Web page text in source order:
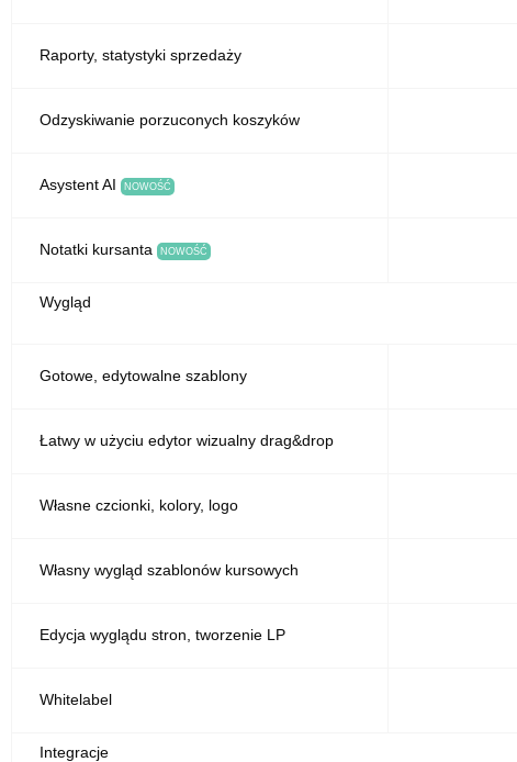
Raporty, statystyki sprzedaży
Odzyskiwanie porzuconych koszyków
Asystent AI NOWOŚĆ
Notatki kursanta NOWOŚĆ
Wygląd
Gotowe, edytowalne szablony
Łatwy w użyciu edytor wizualny drag&drop
Własne czcionki, kolory, logo
Własny wygląd szablonów kursowych
Edycja wyglądu stron, tworzenie LP
Whitelabel
Integracje